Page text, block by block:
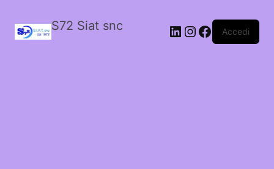
S72 Siat snc LinkedIn
Instagram
Facebook
Accedi